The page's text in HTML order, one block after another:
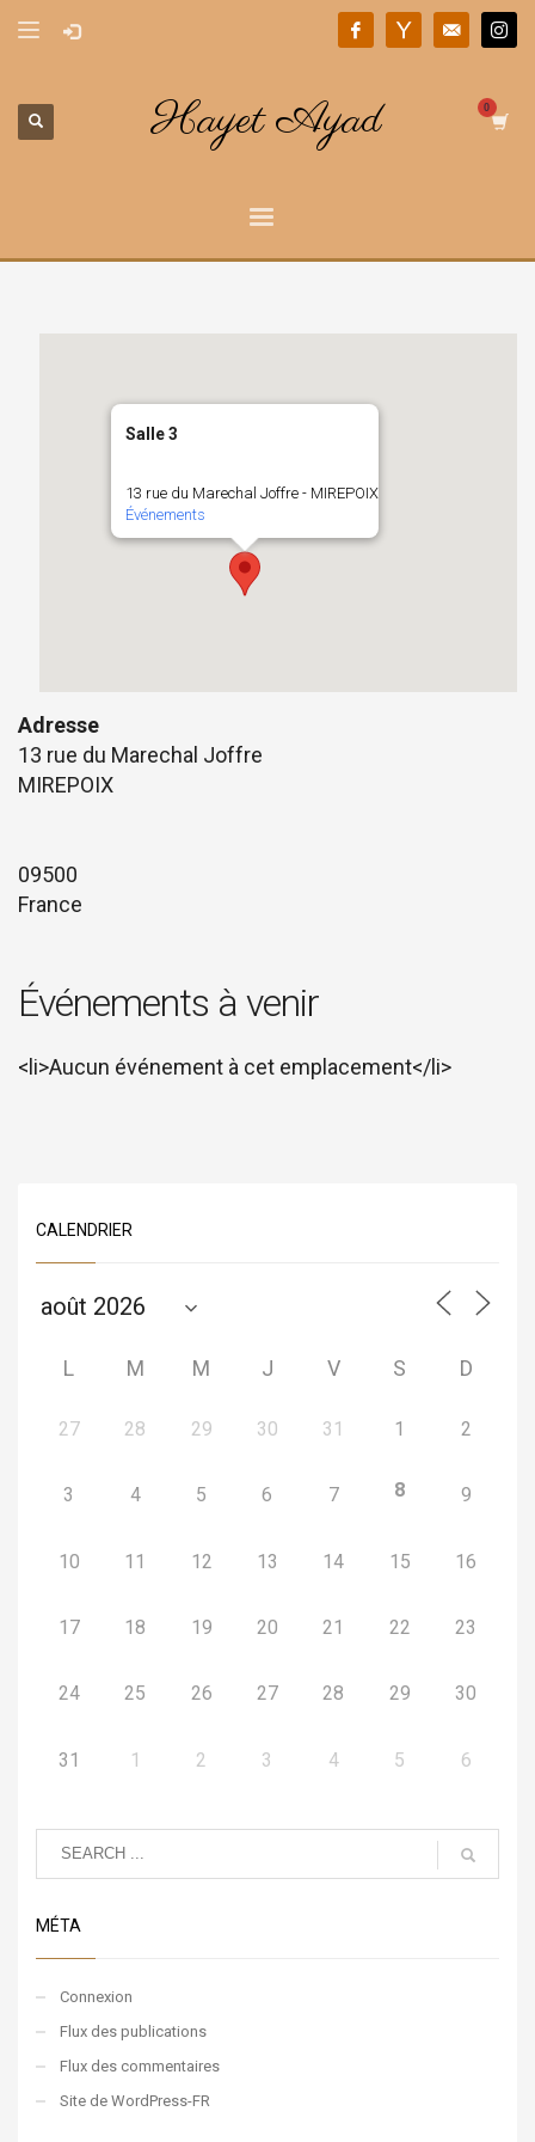
Hayet Ayad
Salle 3
13 rue du Marechal Joffre - MIREPOIX
Événements
Adresse
13 rue du Marechal Joffre
MIREPOIX
09500
France
Événements à venir
<li>Aucun événement à cet emplacement</li>
CALENDRIER
L M M J V S D
27 28 29 30 31 1 2
3 4 5 6 7 8 9
10 11 12 13 14 15 16
17 18 19 20 21 22 23
24 25 26 27 28 29 30
31 1 2 3 4 5 6
MÉTA
Connexion
Flux des publications
Flux des commentaires
Site de WordPress-FR